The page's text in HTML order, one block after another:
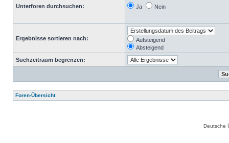
Unterforen durchsuchen: Ja Nein
Ergebnisse sortieren nach:
Aufsteigend
Absteigend
Suchzeitraum begrenzen:
Foren-Übersicht
Deutsche